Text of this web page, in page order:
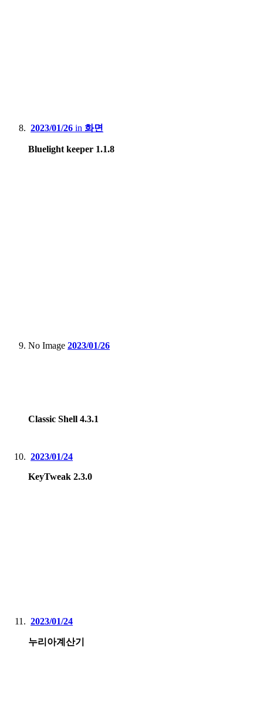
2023/01/26 in 화면
Bluelight keeper 1.1.8
No Image 2023/01/26
Classic Shell 4.3.1
2023/01/24
KeyTweak 2.3.0
2023/01/24
누리아계산기